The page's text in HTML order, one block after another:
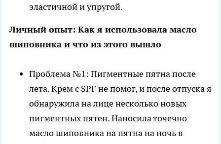
эластичной и упругой.
Личный опыт: Как я использовала масло
шиповника и что из этого вышло
Проблема №1: Пигментные пятна после
лета. Крем с SPF не помог, и после отпуска я
обнаружила на лице несколько новых
пигментных пятен. Наносила точечно
масло шиповника на пятна на ночь в